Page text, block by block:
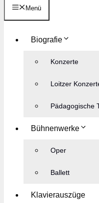
Menü
Biografie
Konzerte
Loitzer
Pädagogische
Bühnenwerke
Oper
Ballett
Klavierauszüge